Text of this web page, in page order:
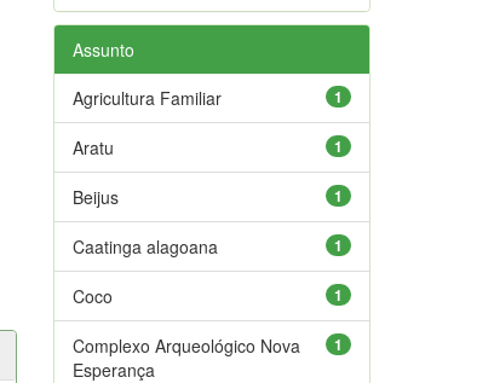
Assunto
1
Agricultura Familiar
1
Aratu
1
Beijus
1
Caatinga alagoana
1
Coco
1
Complexo Arqueológico Nova
Esperança